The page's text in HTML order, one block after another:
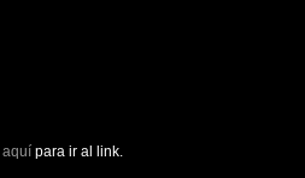
aquí para ir al link.